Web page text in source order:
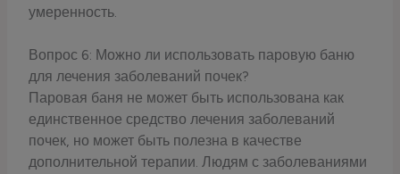
умеренность.
Вопрос 6: Можно ли использовать паровую баню
для лечения заболеваний почек?
Паровая баня не может быть использована как
единственное средство лечения заболеваний
почек, но может быть полезна в качестве
дополнительной терапии. Людям с заболеваниями